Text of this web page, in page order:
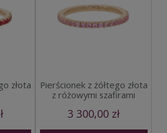
złota
Pierścionek z żółtego złota
z różowymi szafirami
3 300,00 zł